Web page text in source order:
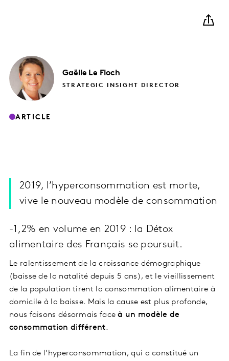
Gaëlle Le Floch
STRATEGIC INSIGHT DIRECTOR
ARTICLE
2019, l’hyperconsommation est morte,
vive le nouveau modèle de consommation
-1,2% en volume en 2019 : la Détox
alimentaire des Français se poursuit.
Le ralentissement de la croissance démographique
(baisse de la natalité depuis 5 ans), et le vieillissement
de la population tirent la consommation alimentaire à
domicile à la baisse. Mais la cause est plus profonde,
nous faisons désormais faceà un modèle de
consommation différent.
La fin de l’hyperconsommation, qui a constitué un